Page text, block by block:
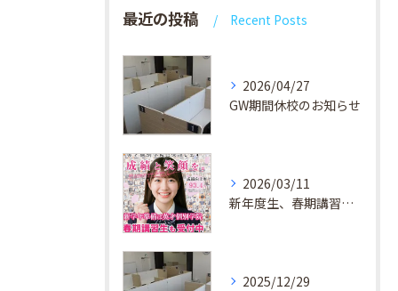
最近の投稿 Recent Posts
2026/04/27
GW期間休校のお知らせ
2026/03/11
新年度生、春期講習生 受付中！
2025/12/29